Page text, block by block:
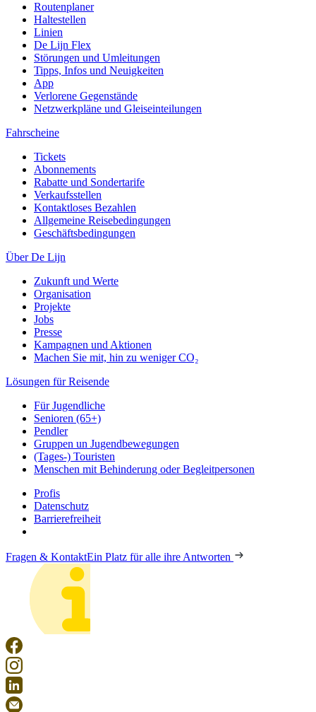
Routenplaner
Haltestellen
Linien
De Lijn Flex
Störungen und Umleitungen
Tipps, Infos und Neuigkeiten
App
Verlorene Gegenstände
Netzwerkpläne und Gleiseinteilungen
Fahrscheine
Tickets
Abonnements
Rabatte und Sondertarife
Verkaufsstellen
Kontaktloses Bezahlen
Allgemeine Reisebedingungen
Geschäftsbedingungen
Über De Lijn
Zukunft und Werte
Organisation
Projekte
Jobs
Presse
Kampagnen und Aktionen
Machen Sie mit, hin zu weniger CO₂
Lösungen für Reisende
Für Jugendliche
Senioren (65+)
Pendler
Gruppen un Jugendbewegungen
(Tages-) Touristen
Menschen mit Behinderung oder Begleitpersonen
Profis
Datenschutz
Barrierefreiheit
Fragen & KontaktEin Platz für alle ihre Antworten